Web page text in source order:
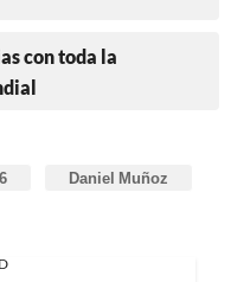
con toda la
Daniel Muñoz